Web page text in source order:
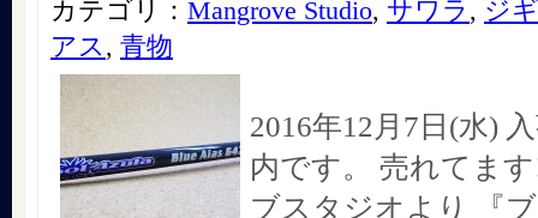
カテゴリ： Mangrove Studio, サワラ , ジ
アス , 青物
2016年12月7日(水)
内です。 売れてま
ブスタジオより 『